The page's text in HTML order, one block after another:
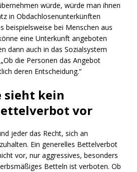
würde, würde man ihnen
in Obdachlosenunterkünften
beispielsweise bei Menschen aus
eine Unterkunft angeboten
dann auch in das Sozialsystem
die Personen das Angebot
deren Entscheidung.“
sieht kein
vor
jeder das Recht, sich an
Ein generelles Bettelverbot
vor, nur aggressives, besonders
Betteln ist verboten. Ob